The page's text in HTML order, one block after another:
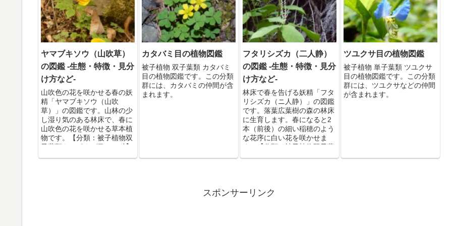
ヤマブキソウ（山吹草）
の図鑑 -生態・特徴・見分
け方など-
山吹色の花を咲かせる春の妖
精「ヤマブキソウ（山吹
草）」の図鑑です。山林の少
し湿り気のある林床で、春に
山吹色の花を咲かせる草本植
物です。【分類：被子植物双
子葉類キンポウゲ目ケシ科】
カタバミ目の植物図鑑
被子植物 双子葉類 カタバミ
目の植物図鑑です。この分類
群には、カタバミの仲間が含
まれます。
フタリシズカ（二人静）
の図鑑 -生態・特徴・見分
け方など-
林床で春を告げる妖精「フタ
リシズカ（ニ人静）」の図鑑
です。落葉広葉樹の森の林床
に生育します。春になると2
本（前後）の細い稲穂のよう
な花序に白い花を咲かせま
す。【分類：被子植物双子葉
ツユクサ目の植物図鑑
被子植物 単子葉類 ツユクサ
目の植物図鑑です。この分類
群には、ツユクサなどの仲間
が含まれます。
スポンサーリンク